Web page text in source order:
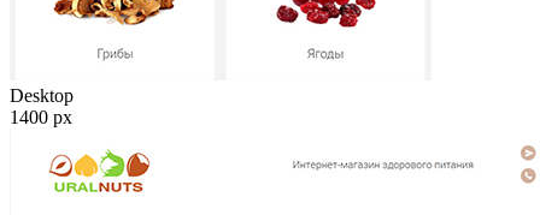
Desktop
1400 px